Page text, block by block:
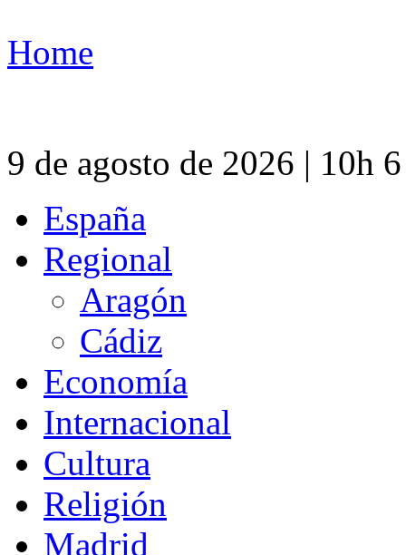
Home
9 de agosto de 2026 | 10h
España
Regional
Aragón
Cádiz
Economía
Internacional
Cultura
Religión
Madrid